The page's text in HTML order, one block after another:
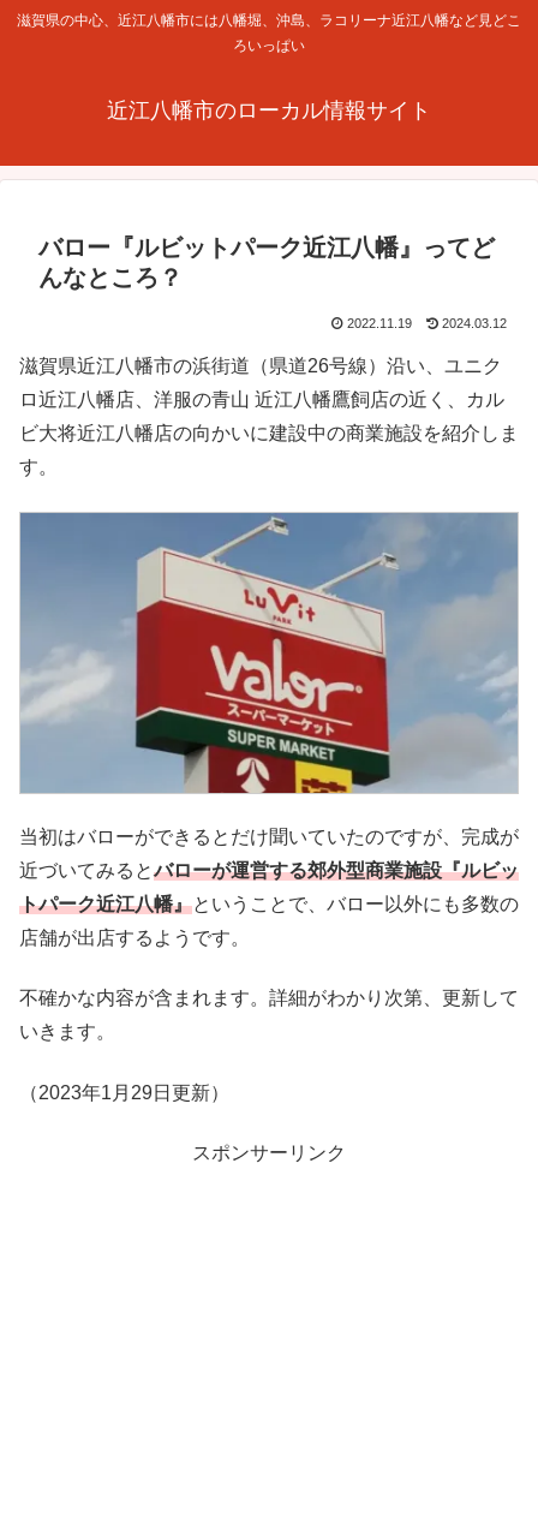
滋賀県の中心、近江八幡市には八幡堀、沖島、ラコリーナ近江八幡など見どこ
ろいっぱい
近江八幡市のローカル情報サイト
バロー『ルビットパーク近江八幡』ってど
んなところ？
2022.11.19 2024.03.12
滋賀県近江八幡市の浜街道（県道26号線）沿い、ユニク
ロ近江八幡店、洋服の青山 近江八幡鷹飼店の近く、カル
ビ大将近江八幡店の向かいに建設中の商業施設を紹介しま
す。
当初はバローができるとだけ聞いていたのですが、完成が
近づいてみるとバローが運営する郊外型商業施設『ルビッ
トパーク近江八幡』ということで、バロー以外にも多数の
店舗が出店するようです。
不確かな内容が含まれます。詳細がわかり次第、更新して
いきます。
（2023年1月29日更新）
スポンサーリンク